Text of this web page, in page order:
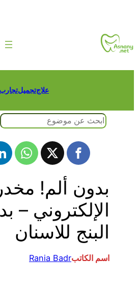
علاجتجميلتجارب
بدون ألم! مخدر
الإلكتروني –
البنج للاسنان
اسم الكاتبRania Badr